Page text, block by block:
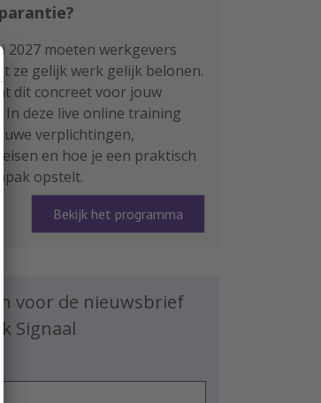
2027 moeten werkgevers
ze gelijk werk gelijk belonen.
dit concreet voor jouw
In deze live online training
verplichtingen,
eisen en hoe je een praktisch
opstelt.
Bekijk het programma
voor de nieuwsbrief
Signaal